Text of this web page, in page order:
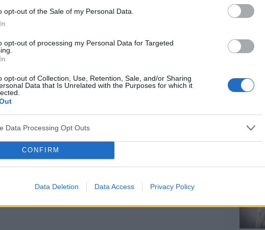
opt-out of the Sale of my Personal Data.
opt-out of processing my Personal Data for Targeted
opt-out of Collection, Use, Retention, Sale, and/or Sharing
Data that Is Unrelated with the Purposes for which it
Data Processing Opt Outs
CONFIRM
Data Deletion Data Access Privacy Policy
takie jak medytacja oddechowa lub skupianie
sposób na rozwijanie koncentracji.
głębszych korzyści z medytacji. Nawet krótkie,
efekty.
myśli czy przerwy, jest istotne w utrzymaniu